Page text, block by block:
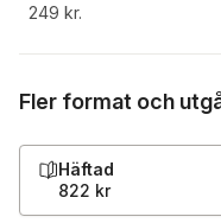
249 kr.
Fler format och
Häftad
822 kr